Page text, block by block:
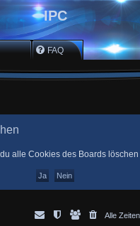
IPC
FAQ
alle Cookies des Boards
Alle